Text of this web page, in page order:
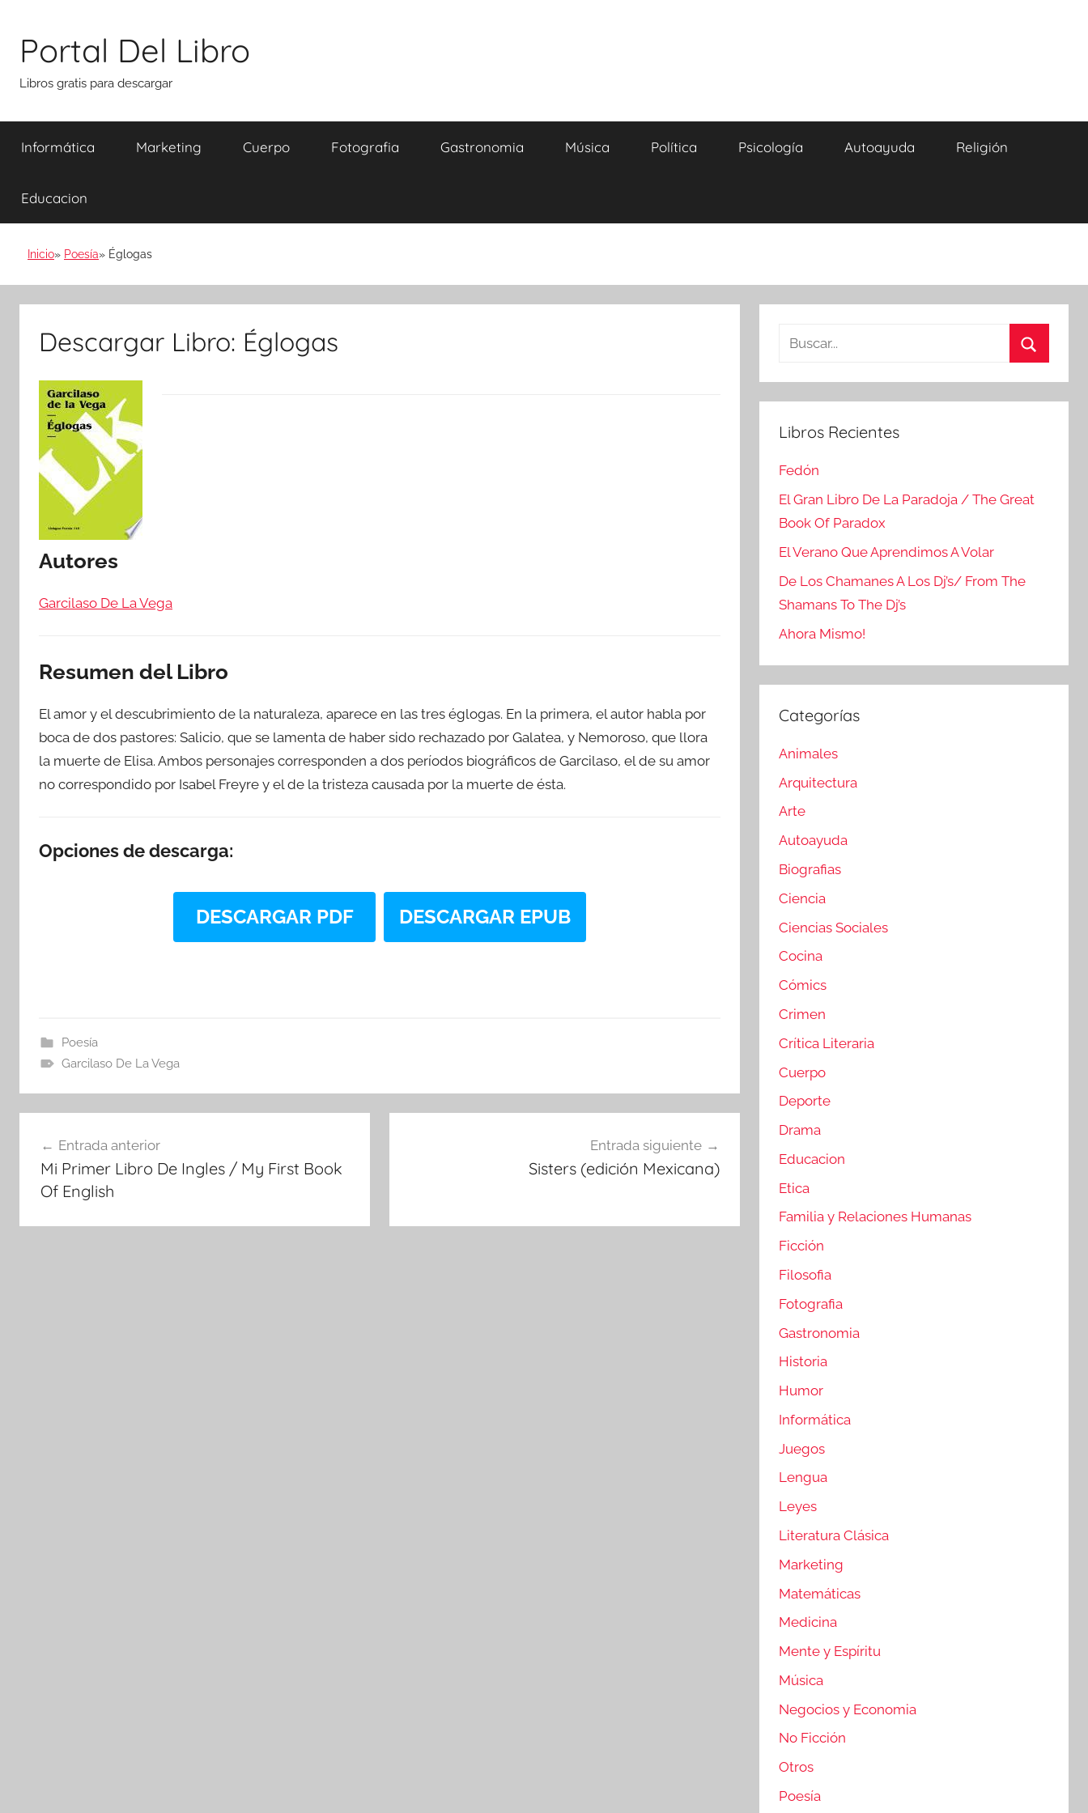
contenido
Portal Del Libro
Libros gratis para descargar
Informática Marketing Cuerpo Fotografia Gastronomia Música Política Psicología Autoayuda Religión
Educacion
Inicio Poesía Églogas
Descargar Libro: Églogas
Autores
Garcilaso De La Vega
Resumen del Libro
El amor y el descubrimiento de la naturaleza, aparece en las tres églogas. En la primera, el autor habla por
boca de dos pastores: Salicio, que se lamenta de haber sido rechazado por Galatea, y Nemoroso, que llora
la muerte de Elisa. Ambos personajes corresponden a dos períodos biográficos de Garcilaso, el de su amor
no correspondido por Isabel Freyre y el de la tristeza causada por la muerte de ésta.
Opciones de descarga:
DESCARGAR PDF DESCARGAR EPUB
Poesía
Garcilaso De La Vega
de
entradas
Entrada anterior
Mi Primer Libro De Ingles / My First Book
Of English
Entrada siguiente
Sisters (edición Mexicana)
Buscar:
Libros Recientes
Fedón
El Gran Libro De La Paradoja / The Great
Book Of Paradox
El Verano Que Aprendimos A Volar
De Los Chamanes A Los Dj’s/ From The
Shamans To The Dj’s
Ahora Mismo!
Categorías
Animales
Arquitectura
Arte
Autoayuda
Biografias
Ciencia
Ciencias Sociales
Cocina
Cómics
Crimen
Crítica Literaria
Cuerpo
Deporte
Drama
Educacion
Etica
Familia y Relaciones Humanas
Ficción
Filosofia
Fotografia
Gastronomia
Historia
Humor
Informática
Juegos
Lengua
Leyes
Literatura Clásica
Marketing
Matemáticas
Medicina
Mente y Espíritu
Música
Negocios y Economia
No Ficción
Otros
Poesía